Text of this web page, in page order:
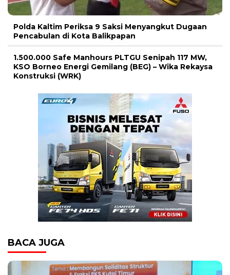
Polda Kaltim Periksa 9 Saksi Menyangkut Dugaan
Pencabulan di Kota Balikpapan
1.500.000 Safe Manhours PLTGU Senipah 117 MW,
KSO Borneo Energi Gemilang (BEG) – Wika Rekaysa
Konstruksi (WRK)
BACA JUGA